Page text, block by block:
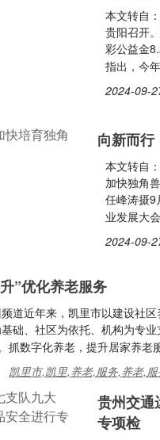
本文转自
贵阳召开
彩公益金
指出，今
2024-09-
向新而行
本文转自
加快独角
任峰涛摄9
业发展大
2024-09-
”优化养老服务
道近年来，凯里市以建设社
础、社区为依托、机构为专
抓数字化养老，提升居家养老
凯里市,凯里,养老,服务,养老,
贵州交通
专项检